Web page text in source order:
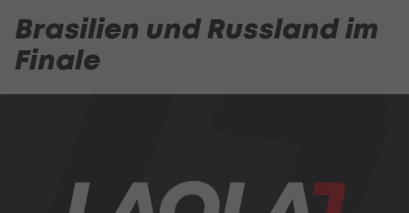
Brasilien und Russland im
Finale